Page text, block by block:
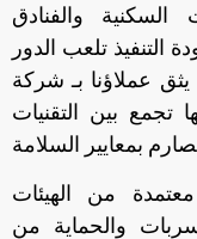
السكنية والفنادق
التنفيذ تلعب الدور
عملاؤنا بـ شركة
تجمع بين التقنيات
من الهيئات
والحماية من